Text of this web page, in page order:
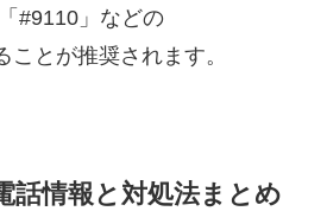
#9110」などの
とが推奨されます。
話情報と対処法まとめ